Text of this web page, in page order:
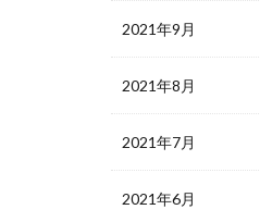
2021年9月
2021年8月
2021年7月
2021年6月